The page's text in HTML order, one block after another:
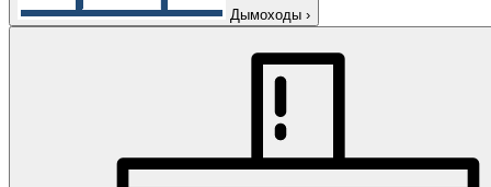
Дымоходы ›